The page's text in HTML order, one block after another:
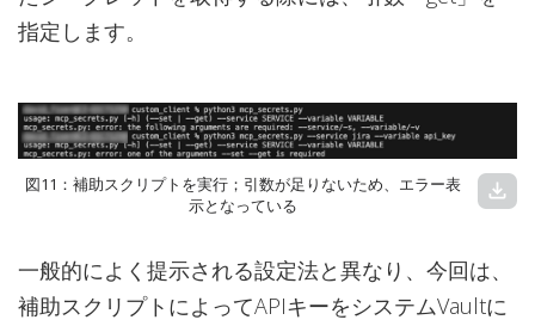
指定します。
図11：補助スクリプトを実行；引数が足りないため、エラー表
示となっている
download
一般的によく提示される設定法と異なり、今回は、
補助スクリプトによってAPIキーをシステムVaultに